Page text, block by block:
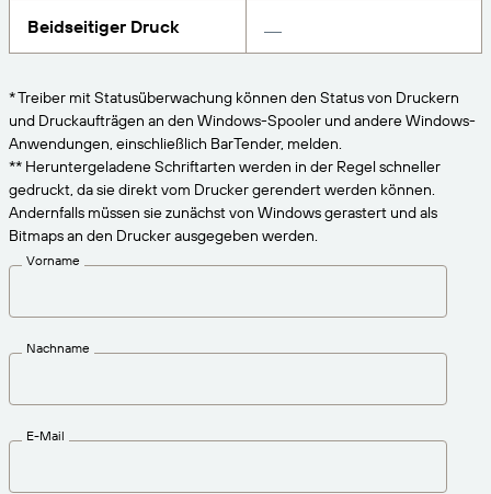
PRODUKT
Preise
Kostenlos testen
Technische Daten
Produktregistrierung
Unterstützte Standards
Amazon Transparency
Lösungsübersicht
VERBINDEN
Karriere
Nachrichten
Reifegradmodell für Etikettierung und
Erhalten Sie die Unterstützung, die Ihren
Beidseitiger Druck
* Treiber mit Statusüberwachung können den Status von Druckern
und Druckaufträgen an den Windows-Spooler und andere Windows-
Anwendungen, einschließlich BarTender, melden.
** Heruntergeladene Schriftarten werden in der Regel schneller
gedruckt, da sie direkt vom Drucker gerendert werden können.
Andernfalls müssen sie zunächst von Windows gerastert und als
Bitmaps an den Drucker ausgegeben werden.
Vorname
Nachname
E-Mail